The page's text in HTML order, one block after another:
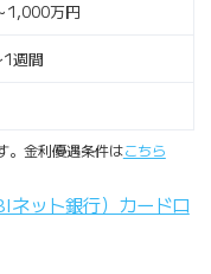
1,000万円
週間
。金利優遇条件はこちら
ネット銀行）カードロ